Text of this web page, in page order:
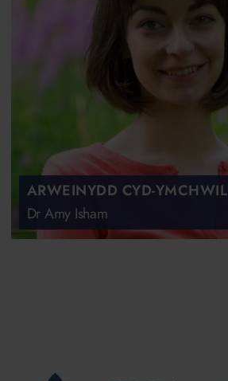
ARWEINYDD CYD-YMCHWIL
Dr Amy Isham